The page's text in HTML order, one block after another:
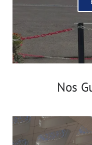
Nos